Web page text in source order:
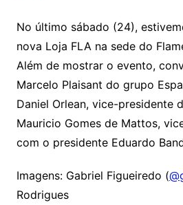
No último sábado (24),
nova Loja FLA na sede do
Além de mostrar o evento,
Marcelo Plaisant do grupo
Daniel Orlean, vice-presidente
Mauricio Gomes de Mattos,
com o presidente Eduardo
Imagens: Gabriel Figueiredo (
Rodrigues